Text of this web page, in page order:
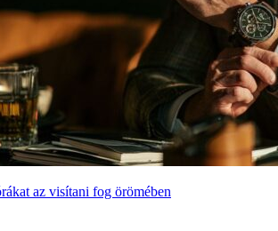
az visítani fog örömében